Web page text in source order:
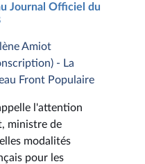
Journal Officiel du
Amiot
- La
Front Populaire
l'attention
ministre de
modalités
pour les